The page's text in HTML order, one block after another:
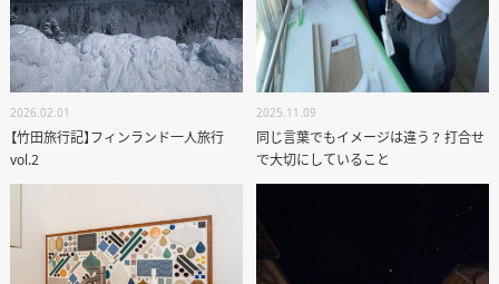
2026.02.01
【竹田旅行記】フィンランド一人旅行
vol.2
2025.11.09
同じ言葉でもイメージは違う？ 打合せ
で大切にしていること